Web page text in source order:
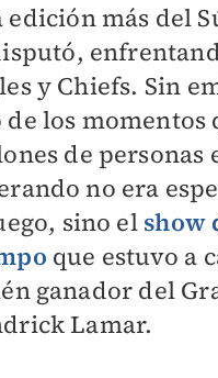
edición más del
y Chiefs. Sin
de los momentos
de personas
no era
sino el show
que estuvo a
ganador del
Lamar.